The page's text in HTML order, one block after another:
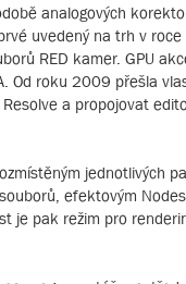
analogových
uvedený na trh v
RED kamer. GPU
Od roku 2009 přešla
a propojovat
jednotlivých
efektovým
je pak režim pro